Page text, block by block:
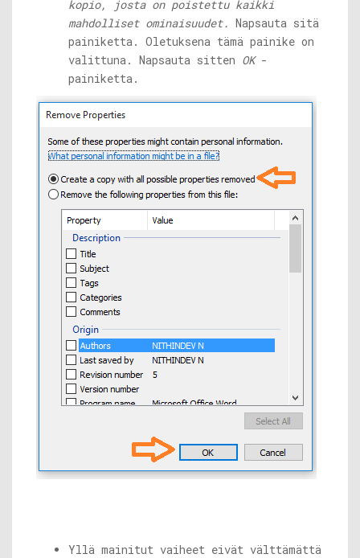
kopio, josta on poistettu kaikki
mahdolliset ominaisuudet. Napsauta sitä
painiketta. Oletuksena tämä painike on
valittuna. Napsauta sitten OK-
painiketta.
Yllä mainitut vaiheet eivät välttämättä